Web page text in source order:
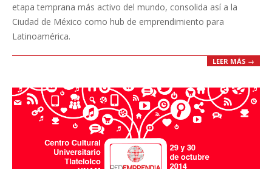
etapa temprana más activo del mundo, consolida así a la
Ciudad de México como hub de emprendimiento para
Latinoamérica.
LEER MÁS →